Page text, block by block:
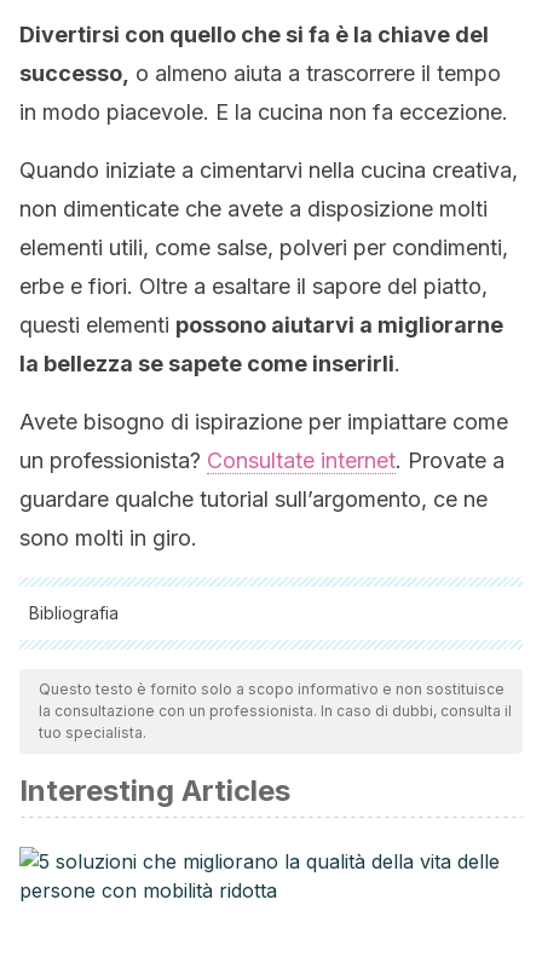
Divertirsi con quello che si fa è la chiave del
successo, o almeno aiuta a trascorrere il tempo
in modo piacevole. E la cucina non fa eccezione.
Quando iniziate a cimentarvi nella cucina creativa,
non dimenticate che avete a disposizione molti
elementi utili, come salse, polveri per condimenti,
erbe e fiori. Oltre a esaltare il sapore del piatto,
questi elementi possono aiutarvi a migliorarne
la bellezza se sapete come inserirli.
Avete bisogno di ispirazione per impiattare come
un professionista? Consultate internet. Provate a
guardare qualche tutorial sull’argomento, ce ne
sono molti in giro.
Bibliografia
Tutte le fonti citate sono state esaminate a fondo dal nostro
team per garantirne la qualità, l'affidabilità, l'attualità e la
validità. La bibliografia di questo articolo è stata considerata
Guerrero Gatica, J. (2020). Set de utensilios gourmet: para
técnica de emplatado.
Urbina Chacón, B. I. (2019). Cinco técnicas creativas para
un buen emplatado.
Questo testo è fornito solo a scopo informativo e non sostituisce
la consultazione con un professionista. In caso di dubbi, consulta il
tuo specialista.
Interesting Articles